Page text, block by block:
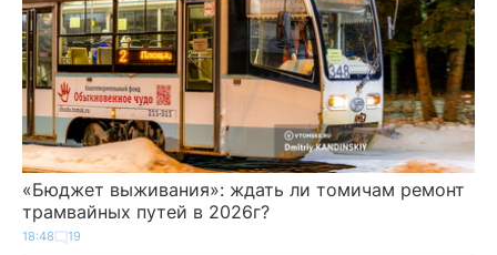
«Бюджет выживания»: ждать ли томичам ремонт
трамвайных путей в 2026г?
18:48 19